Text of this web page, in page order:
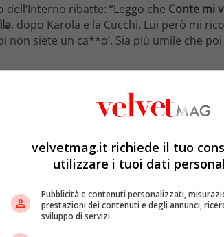
ribatte: “Leggo che Conte mi
, dopo Karola e la Cucchi. Lui però mi
non siete un ca**o’. Sia più umile che poi
aveva dichiarato alla Camera il leader
la Costituzione”. Salvini ha
(M5s), “è una polemica surreale, ma
“Non c’è mai stato un argomento –
raccontante così tante bugie. Salvini ha
è un trattato che cerca di aiutare gli
velvetmag.it richiede il tuo
utilizzare i tuoi dati
Pubblicità e contenuti personalizzati,
prestazioni dei contenuti e degli annunci,
sviluppo di servizi